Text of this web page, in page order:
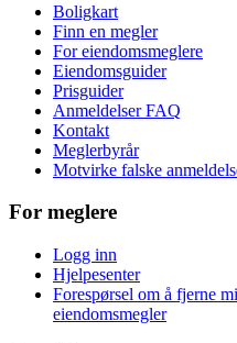
Boligkart
Finn en megler
For eiendomsmeglere
Eiendomsguider
Prisguider
Anmeldelser FAQ
Kontakt
Meglerbyrår
Motvirke falske
For meglere
Logg inn
Hjelpesenter
Forespørsel om å fjerne
eiendomsmegler